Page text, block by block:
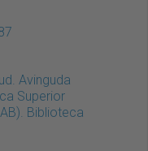
Avinguda
Superior
Biblioteca